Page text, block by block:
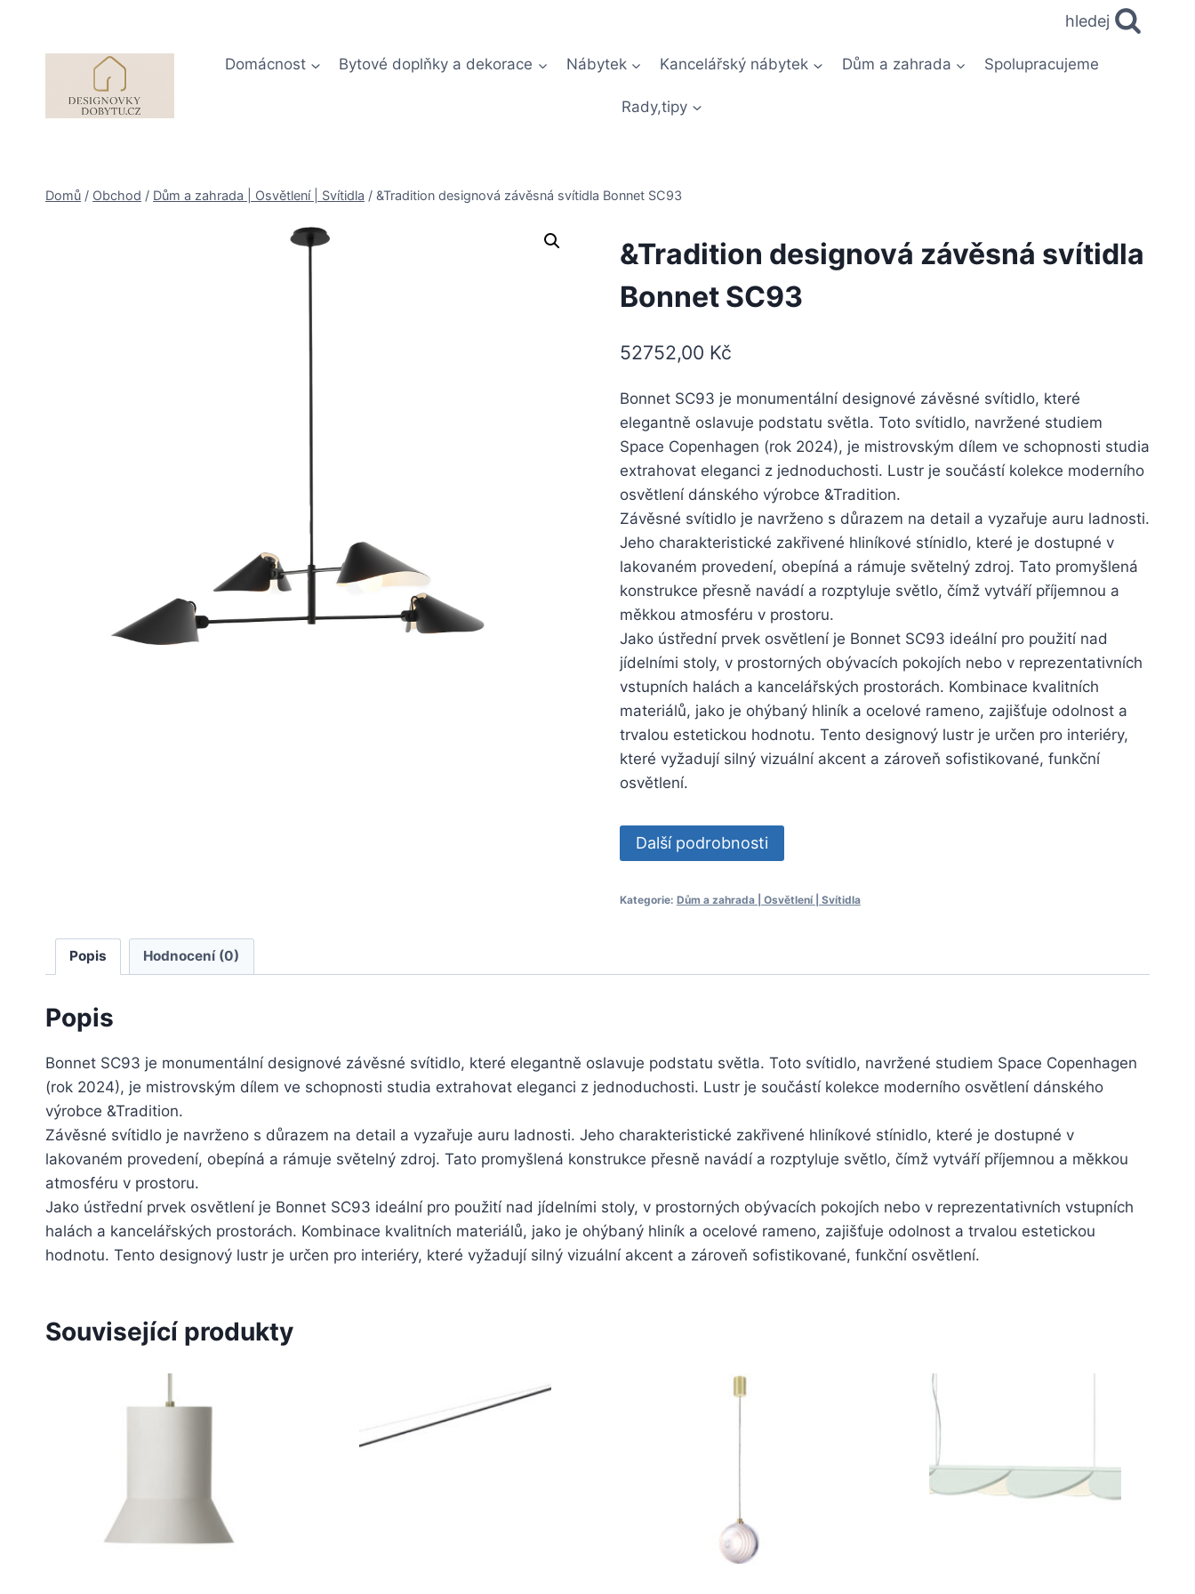
hledej
Domácnost Bytové doplňky a dekorace Nábytek Kancelářský nábytek Dům a zahrada Spolupracujeme
Rady,tipy
Domů / Obchod / Dům a zahrada | Osvětlení | Svítidla / &Tradition designová závěsná svítidla Bonnet SC93
&Tradition designová závěsná svítidla
Bonnet SC93
52752,00 Kč
Bonnet SC93 je monumentální designové závěsné svítidlo, které
elegantně oslavuje podstatu světla. Toto svítidlo, navržené studiem
Space Copenhagen (rok 2024), je mistrovským dílem ve schopnosti studia
extrahovat eleganci z jednoduchosti. Lustr je součástí kolekce moderního
osvětlení dánského výrobce &Tradition.
Závěsné svítidlo je navrženo s důrazem na detail a vyzařuje auru ladnosti.
Jeho charakteristické zakřivené hliníkové stínidlo, které je dostupné v
lakovaném provedení, obepíná a rámuje světelný zdroj. Tato promyšlená
konstrukce přesně navádí a rozptyluje světlo, čímž vytváří příjemnou a
měkkou atmosféru v prostoru.
Jako ústřední prvek osvětlení je Bonnet SC93 ideální pro použití nad
jídelními stoly, v prostorných obývacích pokojích nebo v reprezentativních
vstupních halách a kancelářských prostorách. Kombinace kvalitních
materiálů, jako je ohýbaný hliník a ocelové rameno, zajišťuje odolnost a
trvalou estetickou hodnotu. Tento designový lustr je určen pro interiéry,
které vyžadují silný vizuální akcent a zároveň sofistikované, funkční
osvětlení.
Další podrobnosti
Kategorie: Dům a zahrada | Osvětlení | Svítidla
Popis Hodnocení (0)
Popis
Bonnet SC93 je monumentální designové závěsné svítidlo, které elegantně oslavuje podstatu světla. Toto svítidlo, navržené studiem Space Copenhagen
(rok 2024), je mistrovským dílem ve schopnosti studia extrahovat eleganci z jednoduchosti. Lustr je součástí kolekce moderního osvětlení dánského
výrobce &Tradition.
Závěsné svítidlo je navrženo s důrazem na detail a vyzařuje auru ladnosti. Jeho charakteristické zakřivené hliníkové stínidlo, které je dostupné v
lakovaném provedení, obepíná a rámuje světelný zdroj. Tato promyšlená konstrukce přesně navádí a rozptyluje světlo, čímž vytváří příjemnou a měkkou
atmosféru v prostoru.
Jako ústřední prvek osvětlení je Bonnet SC93 ideální pro použití nad jídelními stoly, v prostorných obývacích pokojích nebo v reprezentativních vstupních
halách a kancelářských prostorách. Kombinace kvalitních materiálů, jako je ohýbaný hliník a ocelové rameno, zajišťuje odolnost a trvalou estetickou
hodnotu. Tento designový lustr je určen pro interiéry, které vyžadují silný vizuální akcent a zároveň sofistikované, funkční osvětlení.
Související produkty